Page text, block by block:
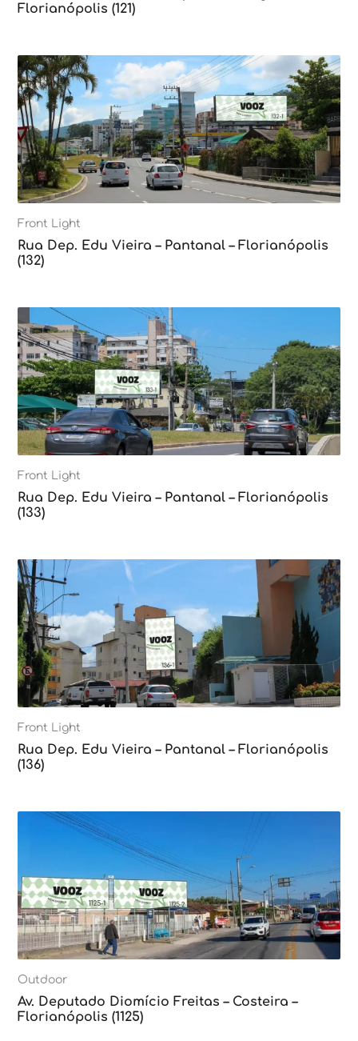
Florianópolis (121)
Front Light
Rua Dep. Edu Vieira – Pantanal – Florianópolis
(132)
Front Light
Rua Dep. Edu Vieira – Pantanal – Florianópolis
(133)
Front Light
Rua Dep. Edu Vieira – Pantanal – Florianópolis
(136)
Outdoor
Av. Deputado Diomício Freitas – Costeira –
Florianópolis (1125)